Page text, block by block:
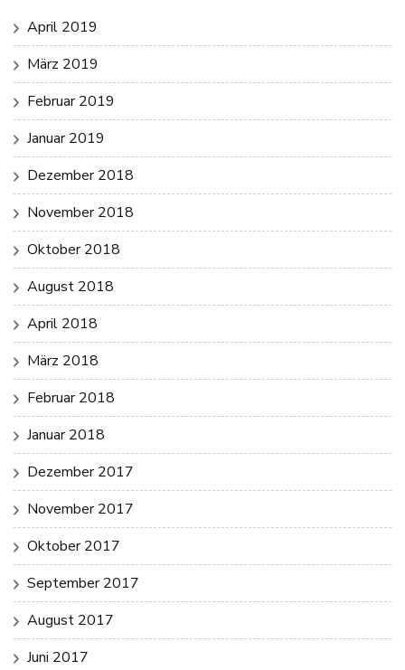
April 2019
März 2019
Februar 2019
Januar 2019
Dezember 2018
November 2018
Oktober 2018
August 2018
April 2018
März 2018
Februar 2018
Januar 2018
Dezember 2017
November 2017
Oktober 2017
September 2017
August 2017
Juni 2017